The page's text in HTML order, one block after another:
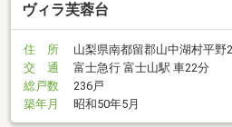
ヴィラ芙蓉台
住 所
山梨県南都留郡山中湖村平野
交 通
富士急行 富士山駅 車22分
総戸数
236戸
築年月
昭和50年5月